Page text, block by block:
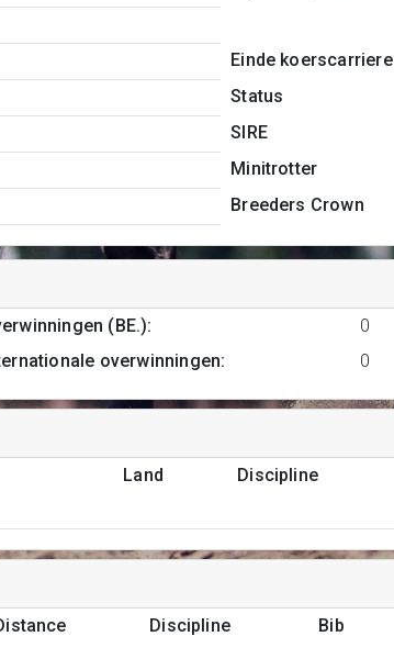
Einde koerscarriere
Status
SIRE
Minitrotter
Breeders Crown
(BE.):
0
overwinningen: 0
Land Discipline
Discipline Bib